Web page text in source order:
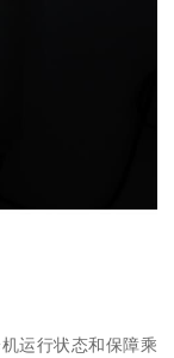
运行状态和保障乘